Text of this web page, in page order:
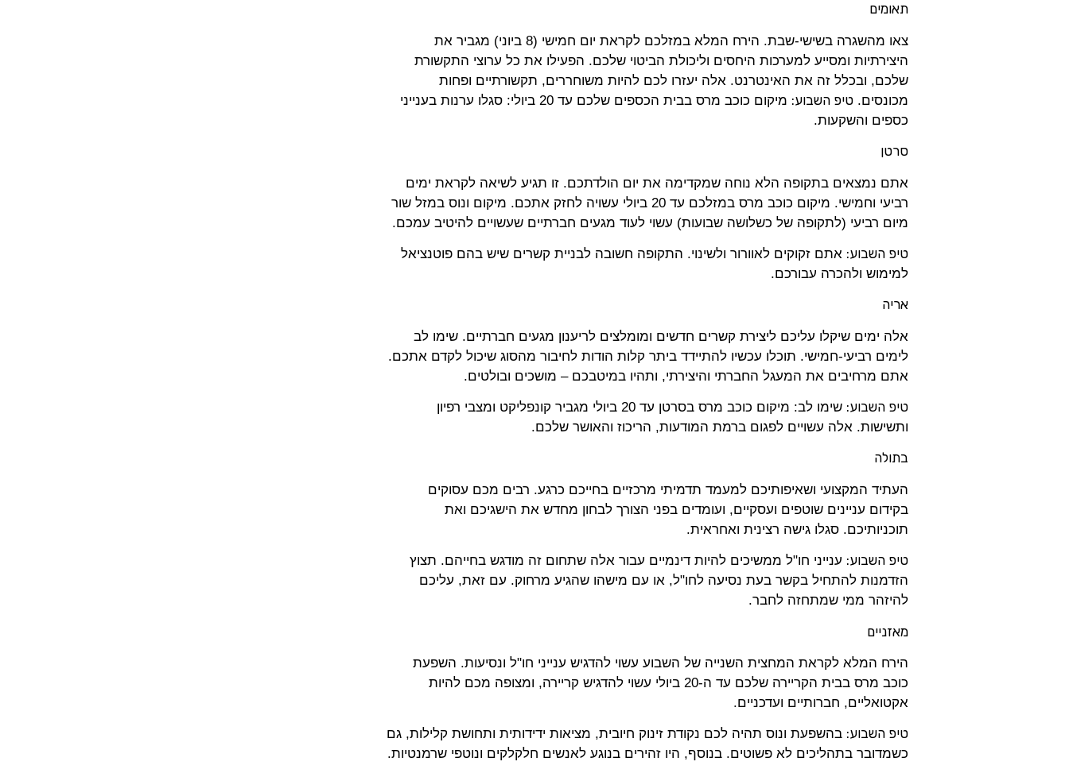
תאומים
צאו מהשגרה בשישי-שבת. הירח המלא במזלכם לקראת יום חמישי (8 ביוני) מגביר את
היצירתיות ומסייע למערכות היחסים וליכולת הביטוי שלכם. הפעילו את כל ערוצי התקשורת
שלכם, ובכלל זה את האינטרנט. אלה יעזרו לכם להיות משוחררים, תקשורתיים ופחות
מכונסים. טיפ השבוע:
מיקום כוכב מרס בבית הכספים שלכם עד 20 ביולי: סגלו ערנות בענייני
כספים והשקעות.
סרטן
אתם נמצאים בתקופה הלא נוחה שמקדימה את יום הולדתכם. זו תגיע לשיאה לקראת ימים
רביעי וחמישי. מיקום כוכב מרס במזלכם עד 20 ביולי עשויה לחזק אתכם. מיקום ונוס במזל שור
מיום רביעי (לתקופה של כשלושה שבועות) עשוי לעוד מגעים חברתיים שעשויים להיטיב עמכם.
טיפ השבוע: אתם זקוקים לאוורור ולשינוי. התקופה חשובה לבניית קשרים שיש בהם פוטנציאל
למימוש ולהכרה עבורכם.
אריה
אלה ימים שיקלו עליכם ליצירת קשרים חדשים ומומלצים לריענון מגעים חברתיים. שימו לב
לימים רביעי-חמישי. תוכלו עכשיו להתיידד ביתר קלות הודות לחיבור מהסוג שיכול לקדם אתכם.
אתם מרחיבים את המעגל החברתי והיצירתי, ותהיו במיטבכם – מושכים ובולטים.
טיפ השבוע:
שימו לב: מיקום כוכב מרס בסרטן עד 20 ביולי מגביר קונפליקט ומצבי רפיון
ותשישות. אלה עשויים לפגום ברמת המודעות, הריכוז והאושר שלכם.
בתולה
העתיד המקצועי ושאיפותיכם למעמד תדמיתי מרכזיים בחייכם כרגע. רבים מכם עסוקים
בקידום עניינים שוטפים ועסקיים, ועומדים בפני הצורך לבחון מחדש את הישגיכם ואת
תוכניותיכם. סגלו גישה רצינית ואחראית.
טיפ השבוע: ענייני חו"ל ממשיכים להיות דינמיים עבור אלה שתחום זה מודגש בחייהם. תצוץ
הזדמנות להתחיל בקשר בעת נסיעה לחו"ל, או עם מישהו שהגיע מרחוק. עם זאת, עליכם
להיזהר ממי שמתחזה לחבר.
מאזניים
הירח המלא לקראת המחצית השנייה של השבוע עשוי להדגיש ענייני חו"ל ונסיעות. השפעת
כוכב מרס בבית הקריירה שלכם עד ה-20 ביולי עשוי להדגיש קריירה, ומצופה מכם להיות
אקטואליים, חברותיים ועדכניים.
טיפ השבוע: בהשפעת ונוס תהיה לכם נקודת זינוק חיובית, מציאות ידידותית ותחושת קלילות, גם
כשמדובר בתהליכים לא פשוטים. בנוסף, היו זהירים בנוגע לאנשים חלקלקים ונוטפי שרמנטיות.